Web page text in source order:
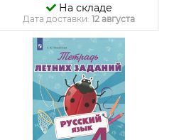
На складе
Дата доставки: 12 августа